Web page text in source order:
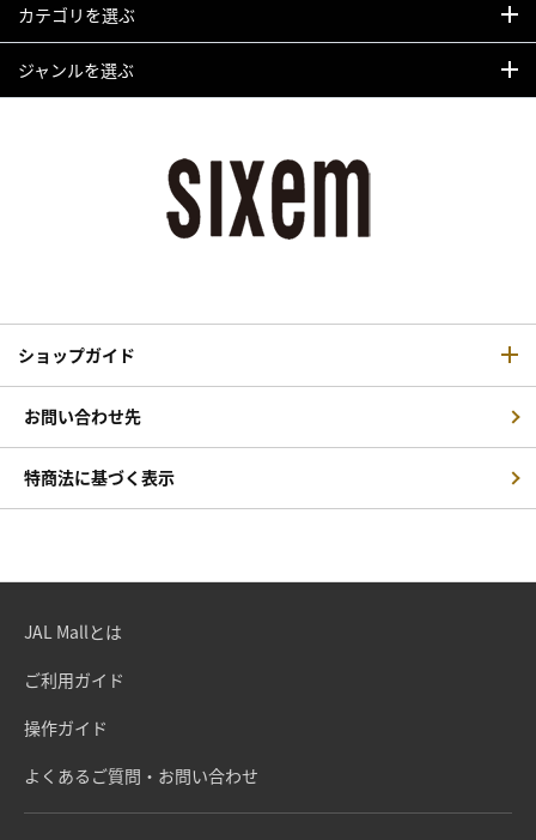
カテゴリを選ぶ
ジャンルを選ぶ
ショップガイド
お問い合わせ先
特商法に基づく表示
JAL Mallとは
ご利用ガイド
操作ガイド
よくあるご質問・お問い合わせ